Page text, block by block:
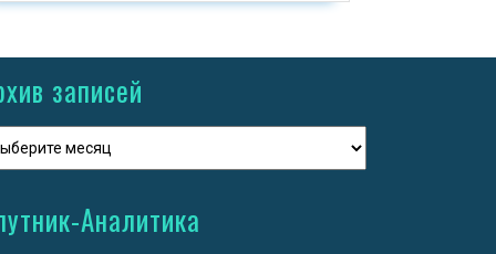
записей
Аналитика